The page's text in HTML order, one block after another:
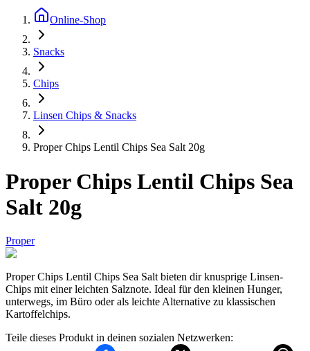
Online-Shop
Snacks
Chips
Linsen Chips & Snacks
Proper Chips Lentil Chips Sea Salt 20g
Proper Chips Lentil Chips Sea
Salt 20g
Proper
Proper Chips Lentil Chips Sea Salt bieten dir knusprige Linsen-
Chips mit einer leichten Salznote. Ideal für den kleinen Hunger,
unterwegs, im Büro oder als leichte Alternative zu klassischen
Kartoffelchips.
Teile dieses Produkt in deinen sozialen Netzwerken: